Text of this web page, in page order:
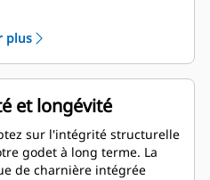
améliore le flux des
dans le godet. Le
de talon accru
que le fond du godet ne
pas, ce qui réduit les coûts
de carburant est
lors de l'excavation. Les
plus
et longévité
sur l'intégrité structurelle
godet à long terme. La
de charnière intégrée